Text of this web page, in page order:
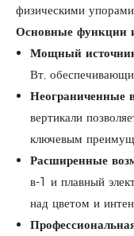
физическими
Основные функции
Мощный
Вт,
Неограниченные
вертикали
ключевым
Расширенные
в-1 и плавный
над цветом и